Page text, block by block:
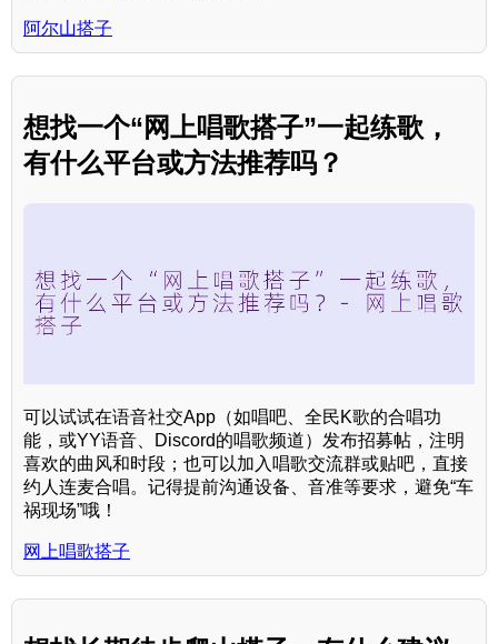
阿尔山搭子
想找一个“网上唱歌搭子”一起练歌，
有什么平台或方法推荐吗？
可以试试在语音社交App（如唱吧、全民K歌的合唱功
能，或YY语音、Discord的唱歌频道）发布招募帖，注明
喜欢的曲风和时段；也可以加入唱歌交流群或贴吧，直接
约人连麦合唱。记得提前沟通设备、音准等要求，避免“车
祸现场”哦！
网上唱歌搭子